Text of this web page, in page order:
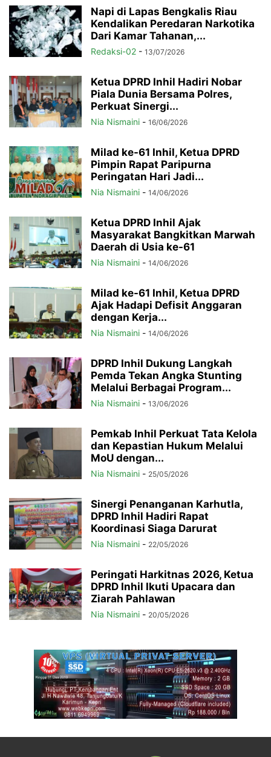
Napi di Lapas Bengkalis Riau
Kendalikan Peredaran Narkotika
Dari Kamar Tahanan,...
Redaksi-02 - 13/07/2026
Ketua DPRD Inhil Hadiri Nobar
Piala Dunia Bersama Polres,
Perkuat Sinergi...
Nia Nismaini - 16/06/2026
Milad ke-61 Inhil, Ketua DPRD
Pimpin Rapat Paripurna
Peringatan Hari Jadi...
Nia Nismaini - 14/06/2026
Ketua DPRD Inhil Ajak
Masyarakat Bangkitkan Marwah
Daerah di Usia ke-61
Nia Nismaini - 14/06/2026
Milad ke-61 Inhil, Ketua DPRD
Ajak Hadapi Defisit Anggaran
dengan Kerja...
Nia Nismaini - 14/06/2026
DPRD Inhil Dukung Langkah
Pemda Tekan Angka Stunting
Melalui Berbagai Program...
Nia Nismaini - 13/06/2026
Pemkab Inhil Perkuat Tata Kelola
dan Kepastian Hukum Melalui
MoU dengan...
Nia Nismaini - 25/05/2026
Sinergi Penanganan Karhutla,
DPRD Inhil Hadiri Rapat
Koordinasi Siaga Darurat
Nia Nismaini - 22/05/2026
Peringati Harkitnas 2026, Ketua
DPRD Inhil Ikuti Upacara dan
Ziarah Pahlawan
Nia Nismaini - 20/05/2026